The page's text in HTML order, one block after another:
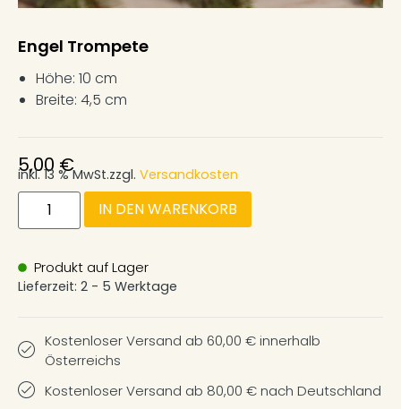
Engel Trompete
Höhe: 10 cm
Breite: 4,5 cm
5,00€
inkl. 13 % MwSt.zzgl. Versandkosten
IN DEN WARENKORB
Produkt auf Lager
Lieferzeit: 2 - 5 Werktage
Kostenloser Versand ab 60,00 € innerhalb
Österreichs
Kostenloser Versand ab 80,00 € nach Deutschland